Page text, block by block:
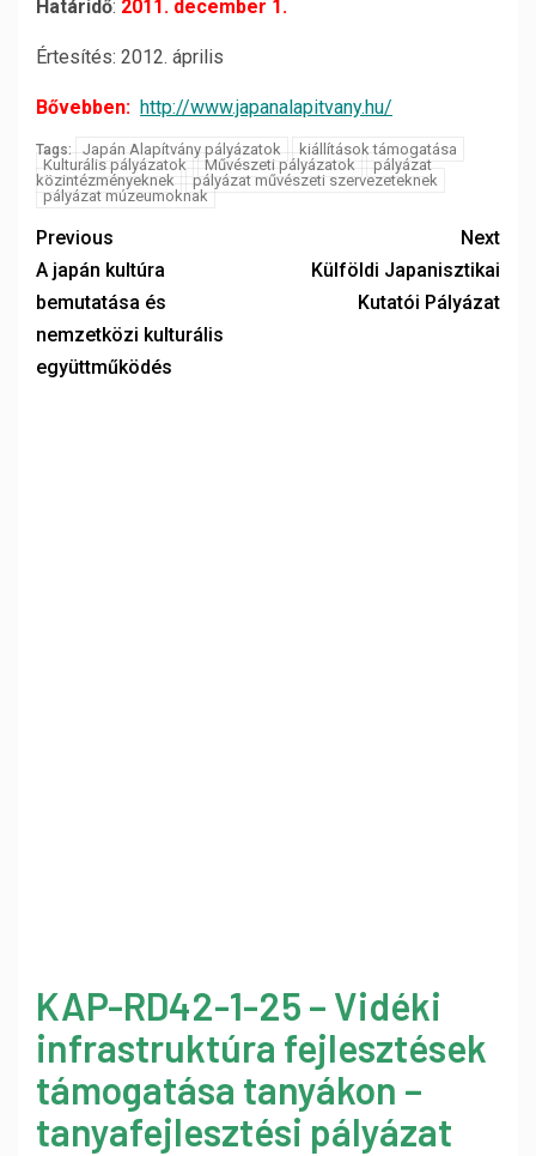
Határidő: 2011. december 1.
Értesítés: 2012. április
Bővebben: http://www.japanalapitvany.hu/
Tags: Japán Alapítvány pályázatok
kiállítások támogatása
Kulturális pályázatok
Művészeti pályázatok
pályázat
közintézményeknek
pályázat művészeti szervezeteknek
pályázat múzeumoknak
Previous
A japán kultúra
bemutatása és
nemzetközi kulturális
együttműködés
Next
Külföldi Japanisztikai
Kutatói Pályázat
KAP-RD42-1-25 – Vidéki
infrastruktúra fejlesztések
támogatása tanyákon –
tanyafejlesztési pályázat